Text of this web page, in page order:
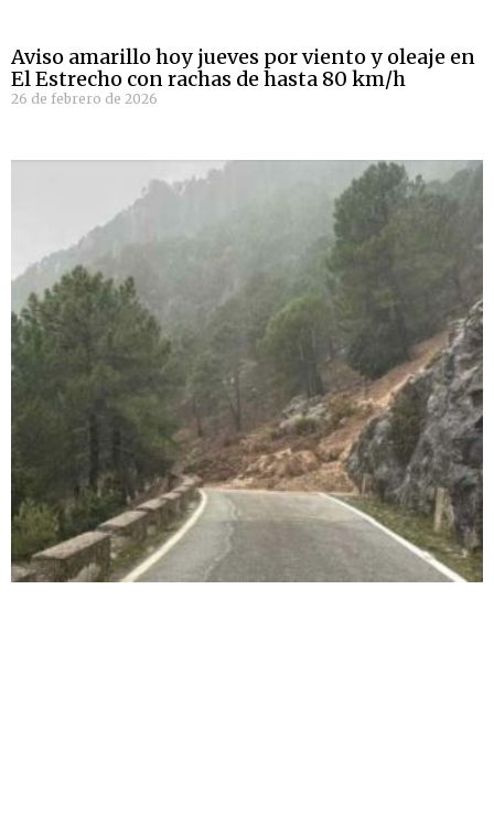
Aviso amarillo hoy jueves por viento y oleaje en
El Estrecho con rachas de hasta 80 km/h
26 de febrero de 2026